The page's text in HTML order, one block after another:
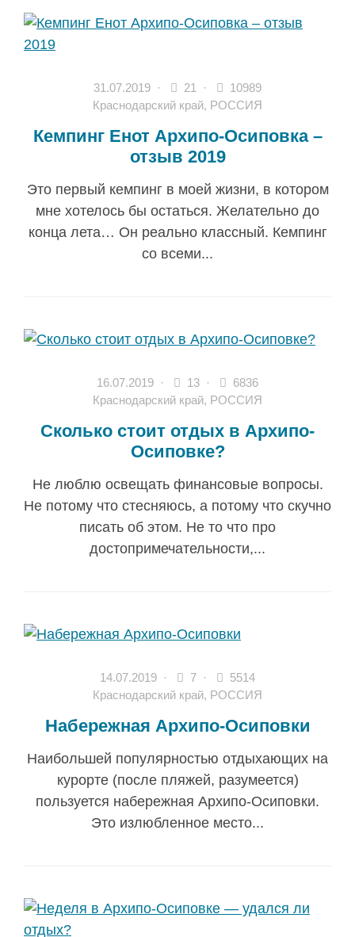
31.07.2019 · 21 ·
10989
Краснодарский край, РОССИЯ
Кемпинг Енот Архипо-Осиповка –
отзыв 2019
Это первый кемпинг в моей жизни, в котором
мне хотелось бы остаться. Желательно до
конца лета… Он реально классный. Кемпинг
со всеми...
16.07.2019 · 13 ·
6836
Краснодарский край, РОССИЯ
Сколько стоит отдых в Архипо-
Осиповке?
Не люблю освещать финансовые вопросы.
Не потому что стесняюсь, а потому что скучно
писать об этом. Не то что про
достопримечательности,...
14.07.2019 · 7 ·
5514
Краснодарский край, РОССИЯ
Набережная Архипо-Осиповки
Наибольшей популярностью отдыхающих на
курорте (после пляжей, разумеется)
пользуется набережная Архипо-Осиповки.
Это излюбленное место...